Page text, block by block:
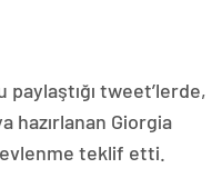
paylaştığı tweet’lerde,
hazırlanan Giorgia
evlenme teklif etti.